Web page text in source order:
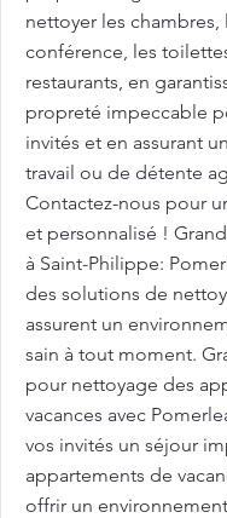
nettoyer les chambres,
conférence, les
restaurants, en
propreté impeccable
invités et en assurant
travail ou de détente
Contactez-nous pour
et personnalisé !
à Saint-Philippe:
des solutions de
assurent un
sain à tout moment.
pour nettoyage des
vacances avec
vos invités un séjour
appartements de
offrir un